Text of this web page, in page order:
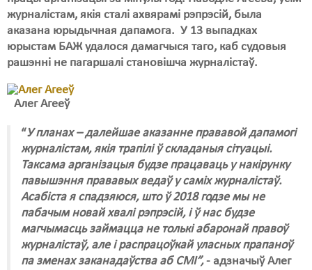
журналістам, якія сталі ахвярамі рэпрэсій, была
аказана юрыдычная дапамога. У 13 выпадках
юрыстам БАЖ удалося дамагчыся таго, каб судовыя
рашэнні не пагаршалі становішча журналістаў.
Алег Агееў
“У планах – далейшае аказанне прававой дапамогі
журналістам, якія трапілі ў складаныя сітуацыі.
Таксама арганізацыя будзе працаваць у накірунку
павышэння прававых ведаў у саміх журналістаў.
Асабіста я спадзяюся, што ў 2018 годзе мы не
пабачым новай хвалі рэпрэсій, і ў нас будзе
магчымасць займацца не толькі абаронай правоў
журналістаў, але і распрацоўкай уласных прапаноў
па зменах заканадаўства аб СМІ”,- адзначыў Алег